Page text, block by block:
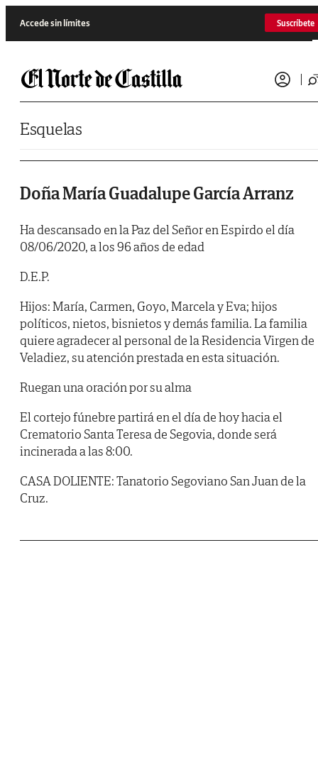
Accede sin límites Suscríbete
Esquelas
Doña María Guadalupe García Arranz
Ha descansado en la Paz del Señor en Espirdo el día
08/06/2020, a los 96 años de edad
D.E.P.
Hijos: María, Carmen, Goyo, Marcela y Eva; hijos
políticos, nietos, bisnietos y demás familia. La familia
quiere agradecer al personal de la Residencia Virgen de
Veladiez, su atención prestada en esta situación.
Ruegan una oración por su alma
El cortejo fúnebre partirá en el día de hoy hacia el
Crematorio Santa Teresa de Segovia, donde será
incinerada a las 8:00.
CASA DOLIENTE: Tanatorio Segoviano San Juan de la
Cruz.